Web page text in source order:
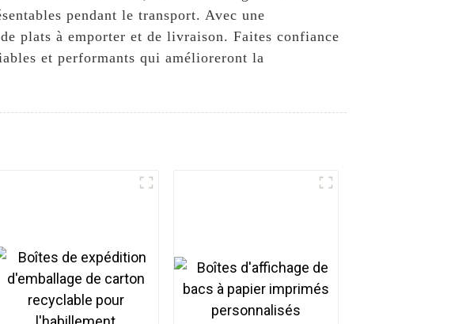
pendant le transport. Avec une
plats à emporter et de livraison. Faites confiance
et performants qui amélioreront la